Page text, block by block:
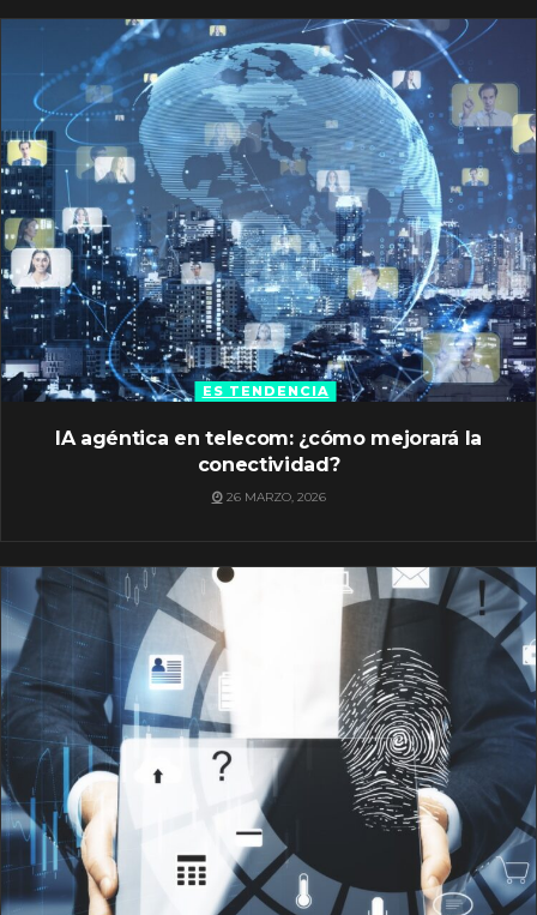
ES TENDENCIA
IA agéntica en telecom: ¿cómo mejorará la
conectividad?
26 MARZO, 2026